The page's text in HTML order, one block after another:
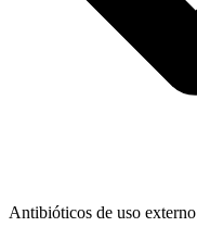
Antibióticos de uso externo